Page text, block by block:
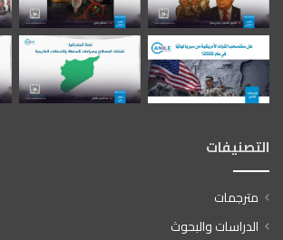
التصنيفات
مترجمات
الدراسات والبحوث